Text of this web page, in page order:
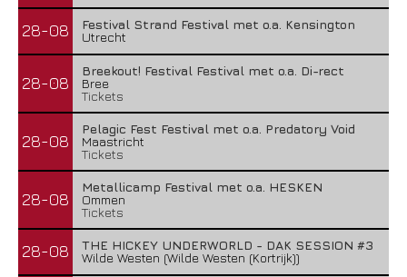
28-08
Festival Strand Festival met o.a. Kensington
Utrecht
28-08
Breekout! Festival Festival met o.a. Di-rect
Bree
Tickets
28-08
Pelagic Fest Festival met o.a. Predatory Void
Maastricht
Tickets
28-08
Metallicamp Festival met o.a. HESKEN
Ommen
Tickets
28-08
THE HICKEY UNDERWORLD - DAK SESSION #3
Wilde Westen (Wilde Westen (Kortrijk))